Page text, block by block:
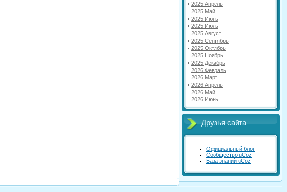
2025 Апрель
2025 Май
2025 Июнь
2025 Июль
2025 Август
2025 Сентябрь
2025 Октябрь
2025 Ноябрь
2025 Декабрь
2026 Февраль
2026 Март
2026 Апрель
2026 Май
2026 Июнь
Друзья сайта
Официальный блог
Сообщество uCoz
База знаний uCoz